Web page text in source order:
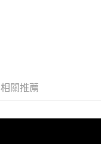
相關推薦